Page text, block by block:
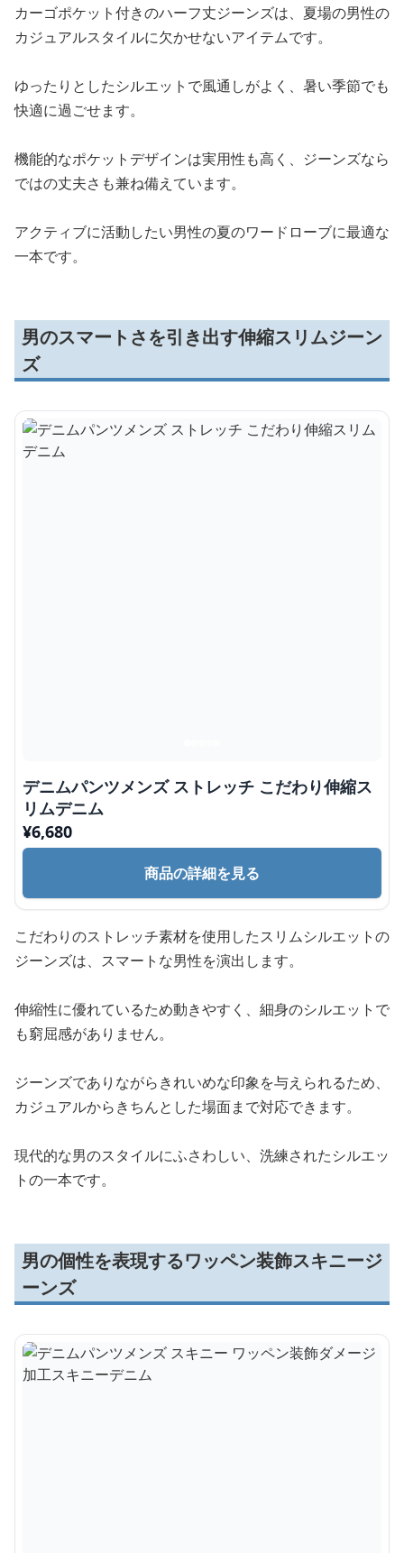
カーゴポケット付きのハーフ丈ジーンズは、夏場の男性の
カジュアルスタイルに欠かせないアイテムです。
ゆったりとしたシルエットで風通しがよく、暑い季節でも
快適に過ごせます。
機能的なポケットデザインは実用性も高く、ジーンズなら
ではの丈夫さも兼ね備えています。
アクティブに活動したい男性の夏のワードローブに最適な
一本です。
男のスマートさを引き出す伸縮スリムジーン
ズ
デニムパンツメンズ ストレッチ こだわり伸縮ス
リムデニム
¥6,680
商品の詳細を見る
こだわりのストレッチ素材を使用したスリムシルエットの
ジーンズは、スマートな男性を演出します。
伸縮性に優れているため動きやすく、細身のシルエットで
も窮屈感がありません。
ジーンズでありながらきれいめな印象を与えられるため、
カジュアルからきちんとした場面まで対応できます。
現代的な男のスタイルにふさわしい、洗練されたシルエッ
トの一本です。
男の個性を表現するワッペン装飾スキニージ
ーンズ